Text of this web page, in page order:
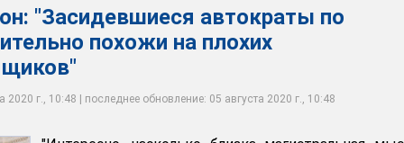
"Засидевшиеся автократы по
похожи на плохих
2020 г., 10:48 | последнее обновление: 05 августа 2020 г., 10:48